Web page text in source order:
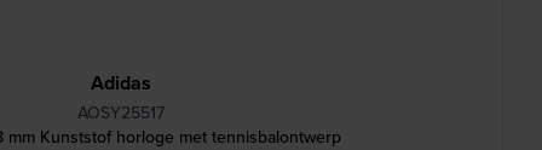
Adidas
AOSY25517
mm Kunststof horloge met tennisbalontwerp